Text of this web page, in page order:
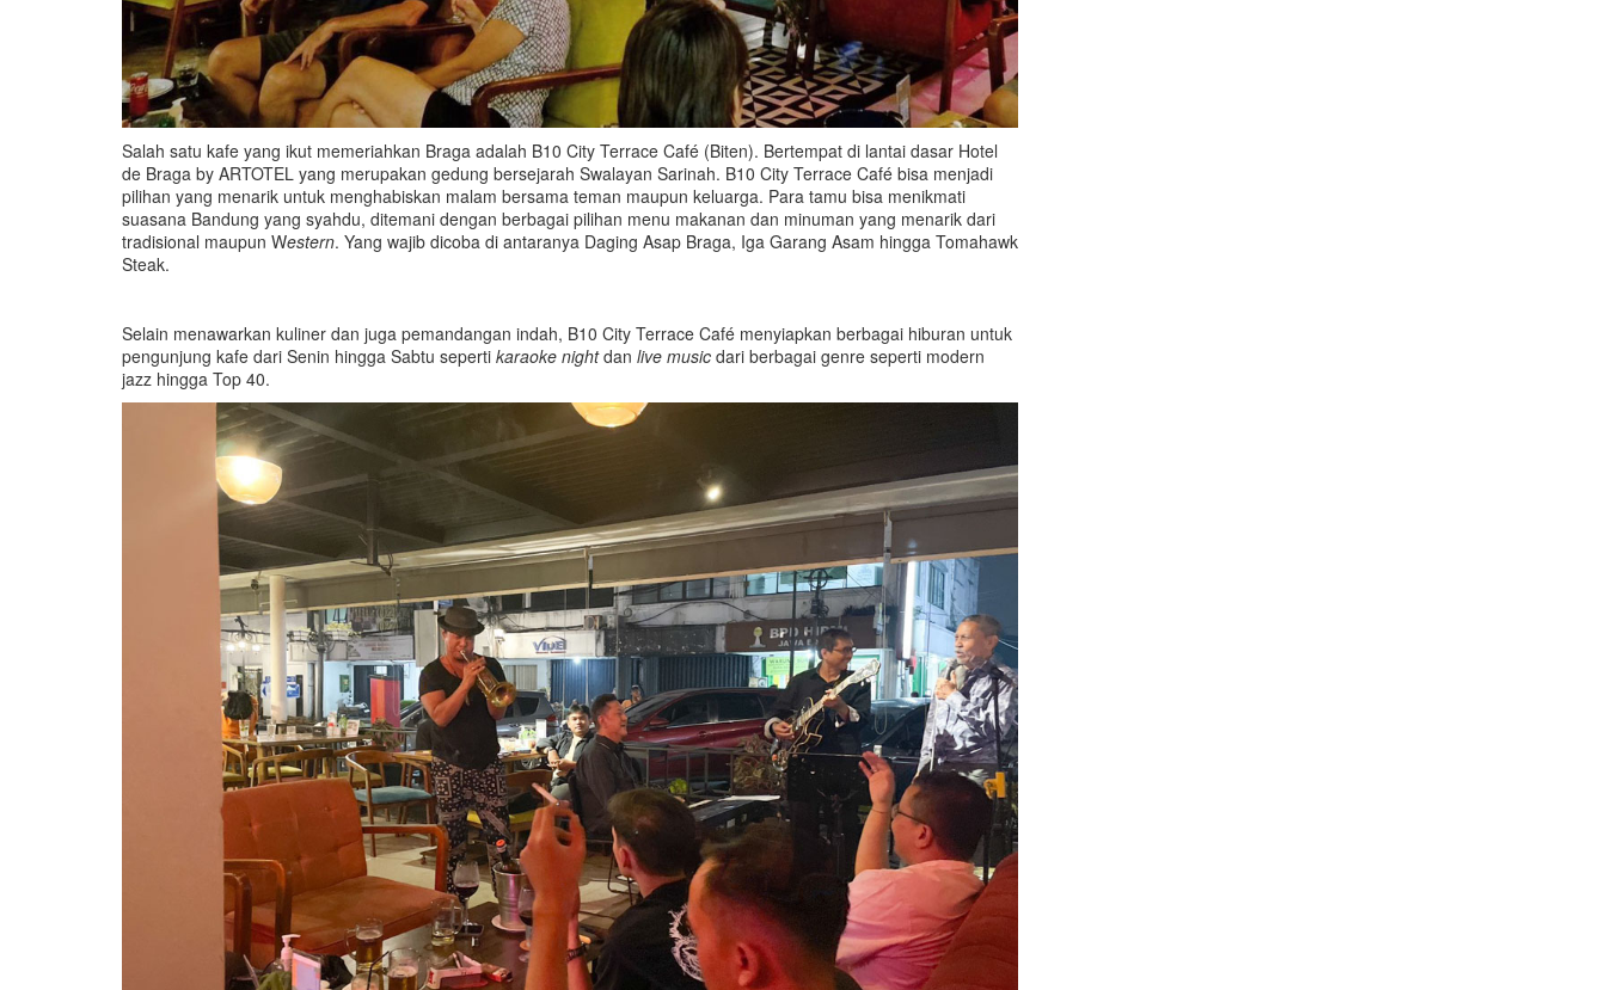
Salah satu kafe yang ikut memeriahkan Braga adalah B10 City Terrace Café (Biten). Bertempat di lantai dasar Hotel
de Braga by ARTOTEL yang merupakan gedung bersejarah Swalayan Sarinah. B10 City Terrace Café bisa menjadi
pilihan yang menarik untuk menghabiskan malam bersama teman maupun keluarga. Para tamu bisa menikmati
suasana Bandung yang syahdu, ditemani dengan berbagai pilihan menu makanan dan minuman yang menarik dari
tradisional maupun Western. Yang wajib dicoba di antaranya Daging Asap Braga, Iga Garang Asam hingga Tomahawk
Steak.
Selain menawarkan kuliner dan juga pemandangan indah, B10 City Terrace Café menyiapkan berbagai hiburan untuk
pengunjung kafe dari Senin hingga Sabtu seperti karaoke nightdan live music dari berbagai genre seperti modern
jazz hingga Top 40.